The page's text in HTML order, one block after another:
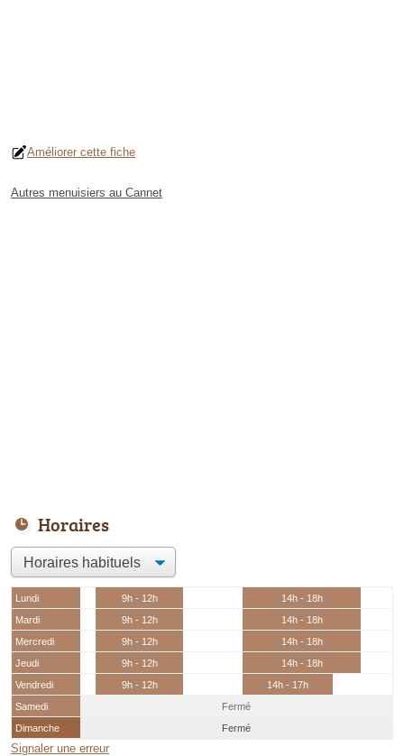
Améliorer cette fiche
Autres menuisiers au Cannet
Horaires
Lundi 9h - 12h
14h - 18h
Mardi
9h - 12h
14h - 18h
Mercredi
9h - 12h
14h - 18h
Jeudi
9h - 12h
14h - 18h
Vendredi
9h - 12h
14h - 17h
Samedi
Fermé
Dimanche
Fermé
Signaler une erreur